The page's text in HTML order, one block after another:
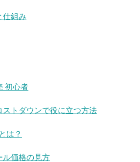
仕組み
初心者
ストダウンで役に立つ方法
は？
ル価格の見方